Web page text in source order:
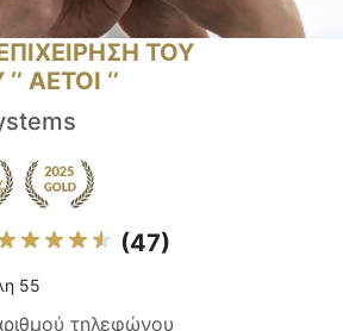
ΤΟΥ
ΑΕΤΟΙ ‘’
(47)
55
τηλεφώνου